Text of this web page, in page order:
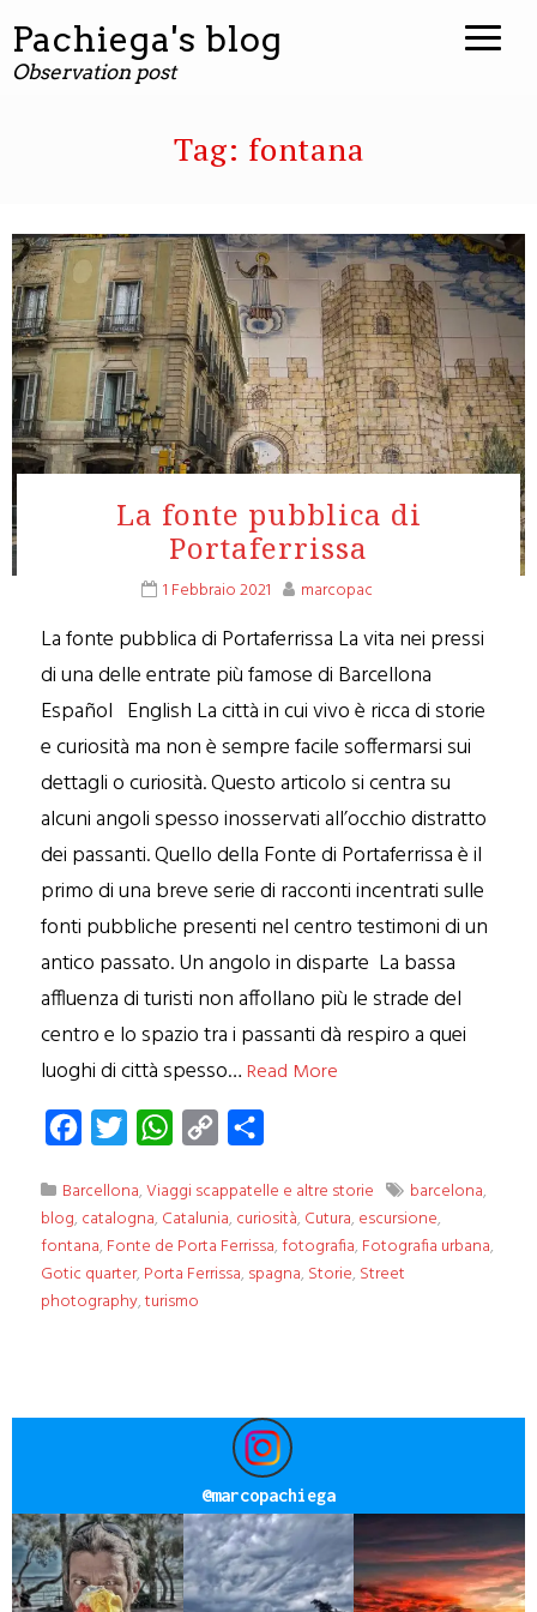
contenuto
Pachiega's blog
Observation post
Tag: fontana
La fonte pubblica di
Portaferrissa
1 Febbraio 2021 marcopac
La fonte pubblica di Portaferrissa La vita nei pressi
di una delle entrate più famose di Barcellona
Español English La città in cui vivo è ricca di storie
e curiosità ma non è sempre facile soffermarsi sui
dettagli o curiosità. Questo articolo si centra su
alcuni angoli spesso inosservati all’occhio distratto
dei passanti. Quello della Fonte di Portaferrissa è il
primo di una breve serie di racconti incentrati sulle
fonti pubbliche presenti nel centro testimoni di un
antico passato. Un angolo in disparte La bassa
affluenza di turisti non affollano più le strade del
centro e lo spazio tra i passanti dà respiro a quei
luoghi di città spesso… Read More
Facebook
Twitter WhatsApp
Copy
Barcellona,Viaggi scappatelle e altre storie barcelona,
blog, catalogna, Catalunia, curiosità, Cutura, escursione,
fontana, Fonte de Porta Ferrissa,fotografia, Fotografia urbana,
Gotic quarter, Porta Ferrissa, spagna, Storie, Street
photography,turismo
@marcopachiega